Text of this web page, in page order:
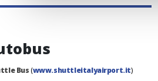
Bus (www.shuttleitalyairport.it)